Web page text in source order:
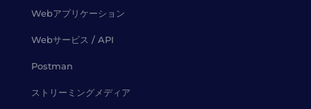
Webアプリケーション
Webサービス / API
Postman
ストリーミングメディア